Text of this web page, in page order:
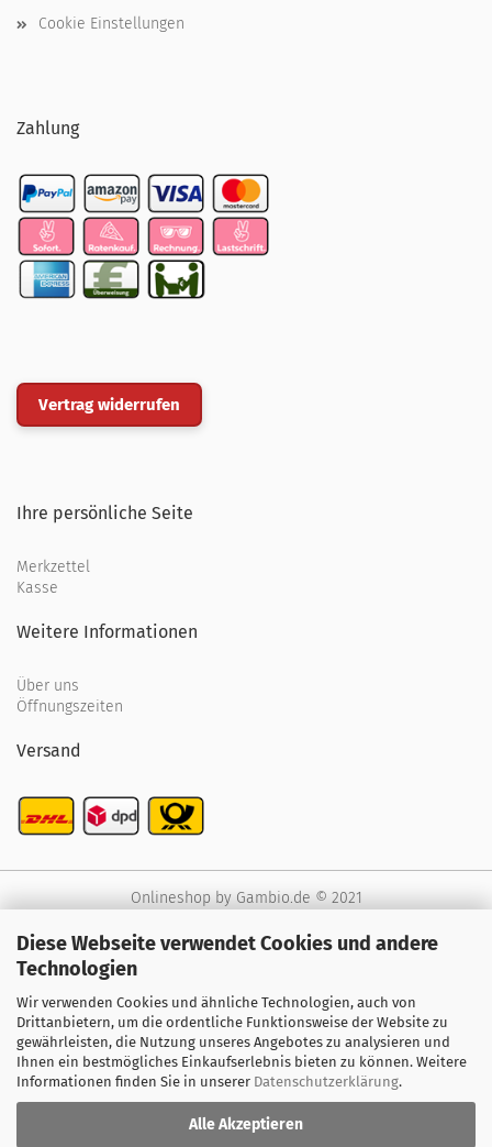
Diese Webseite verwendet Cookies und andere
Technologien
Wir verwenden Cookies und ähnliche Technologien, auch von
Drittanbietern, um die ordentliche Funktionsweise der Website zu
gewährleisten, die Nutzung unseres Angebotes zu analysieren und
Ihnen ein bestmögliches Einkaufserlebnis bieten zu können. Weitere
Informationen finden Sie in unserer Datenschutzerklärung.
Alle Akzeptieren
Cookie Einstellungen
Zahlung
Vertrag widerrufen
Ihre persönliche Seite
Merkzettel
Kasse
Weitere Informationen
Über uns
Öffnungszeiten
Versand
Onlineshopby Gambio.de © 2021